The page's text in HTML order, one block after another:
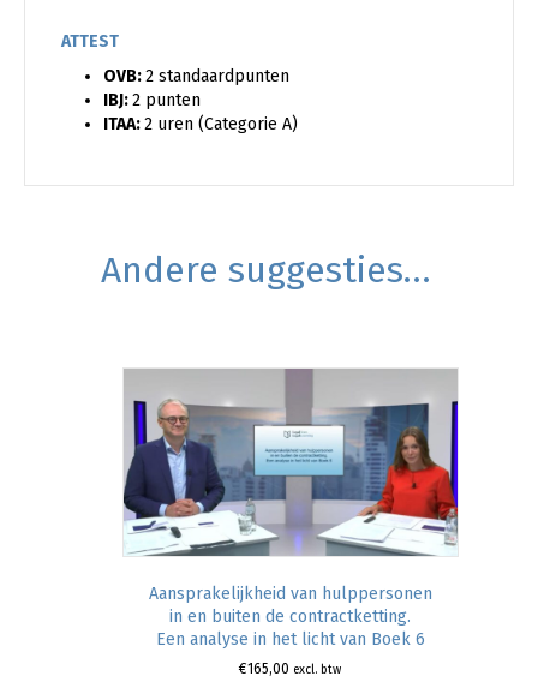
ATTEST
OVB:2 standaardpunten
IBJ:2 punten
ITAA:2 uren (Categorie A)
Andere suggesties…
Aansprakelijkheid van hulppersonen
in en buiten de contractketting.
Een analyse in het licht van Boek 6
€165,00 excl. btw